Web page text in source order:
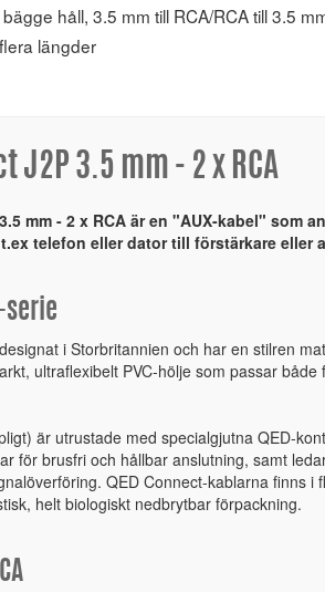
håll, 3.5 mm till RCA/RCA till 3.5
längder
J2P 3.5 mm - 2 x RCA
mm - 2 x RCA är en "AUX-kabel" som
telefon eller dator till förstärkare eller
serie
i Storbritannien och har en stilren
ultraflexibelt PVC-hölje som passar både
är utrustade med specialgjutna QED-
för brusfri och hållbar anslutning, samt
QED Connect-kablarna finns i
helt biologiskt nedbrytbar förpackning.